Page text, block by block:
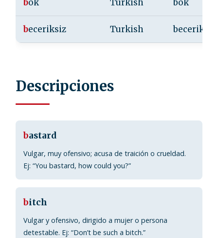
bok Turkish bok
beceriksiz Turkish beceriksiz
Descripciones
bastard
Vulgar, muy ofensivo; acusa de traición o crueldad.
Ej: “You bastard, how could you?”
bitch
Vulgar y ofensivo, dirigido a mujer o persona
detestable. Ej: “Don’t be such a bitch.”